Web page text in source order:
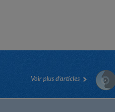
Voir plus d’articles